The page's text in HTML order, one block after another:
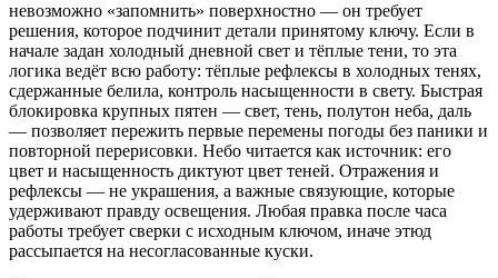
невозможно «запомнить» поверхностно — он требует
решения, которое подчинит детали принятому ключу. Если в
начале задан холодный дневной свет и тёплые тени, то эта
логика ведёт всю работу: тёплые рефлексы в холодных тенях,
сдержанные белила, контроль насыщенности в свету. Быстрая
блокировка крупных пятен — свет, тень, полутон неба, даль
— позволяет пережить первые перемены погоды без паники и
повторной перерисовки. Небо читается как источник: его
цвет и насыщенность диктуют цвет теней. Отражения и
рефлексы — не украшения, а важные связующие, которые
удерживают правду освещения. Любая правка после часа
работы требует сверки с исходным ключом, иначе этюд
рассыпается на несогласованные куски.